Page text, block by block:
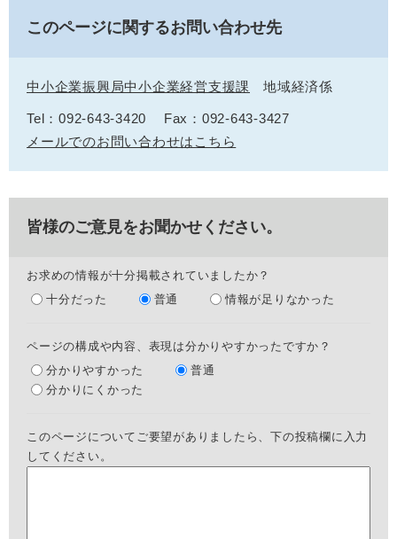
このページに関するお問い合わせ先
中小企業振興局中小企業経営支援課 地域経済係
Tel：092-643-3420
Fax：092-643-3427
メールでのお問い合わせはこちら
皆様のご意見をお聞かせください。
お求めの情報が十分掲載されていましたか？
十分だった
普通 情報が足りなかった
ページの構成や内容、表現は分かりやすかったですか？
分かりやすかった
普通
分かりにくかった
このページについてご要望がありましたら、下の投稿欄に入力
してください。